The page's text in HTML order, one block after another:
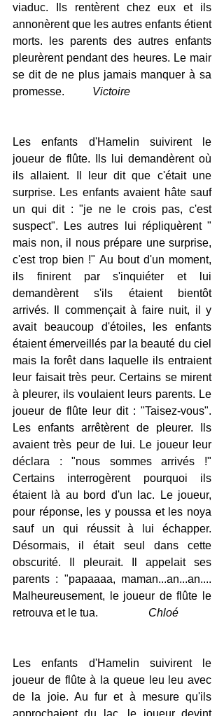
viaduc. Ils rentèrent chez eux et ils
annonèrent que les autres enfants étient
morts. les parents des autres enfants
pleurèrent pendant des heures. Le mair
se dit de ne plus jamais manquer à sa
promesse. Victoire
Les enfants d'Hamelin suivirent le
joueur de flûte. Ils lui demandèrent où
ils allaient. Il leur dit que c'était une
surprise. Les enfants avaient hâte sauf
un qui dit : "je ne le crois pas, c'est
suspect". Les autres lui répliquèrent "
mais non, il nous prépare une surprise,
c'est trop bien !" Au bout d'un moment,
ils finirent par s'inquiéter et lui
demandèrent s'ils étaient bientôt
arrivés. Il commençait à faire nuit, il y
avait beaucoup d'étoiles, les enfants
étaient émerveillés par la beauté du ciel
mais la forêt dans laquelle ils entraient
leur faisait très peur. Certains se mirent
à pleurer, ils voulaient leurs parents. Le
joueur de flûte leur dit : "Taisez-vous".
Les enfants arrêtèrent de pleurer. Ils
avaient très peur de lui. Le joueur leur
déclara : "nous sommes arrivés !"
Certains interrogèrent pourquoi ils
étaient là au bord d'un lac. Le joueur,
pour réponse, les y poussa et les noya
sauf un qui réussit à lui échapper.
Désormais, il était seul dans cette
obscurité. Il pleurait. Il appelait ses
parents : "papaaaa, maman...an...an....
Malheureusement, le joueur de flûte le
retrouva et le tua.
Chloé
Les enfants d'Hamelin suivirent le
joueur de flûte à la queue leu leu avec
de la joie. Au fur et à mesure qu'ils
approchaient du lac, le joueur devint